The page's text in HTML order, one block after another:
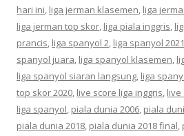
hari ini, liga jerman klasemen, liga
liga jerman top skor, liga piala inggris,
prancis, liga spanyol 2, liga spanyol 2021
spanyol juara, liga spanyol klasemen,
liga spanyol siaran langsung, liga
top skor 2020, live score liga inggris, live
liga spanyol, piala dunia 2006, piala
piala dunia 2018, piala dunia 2018 final,